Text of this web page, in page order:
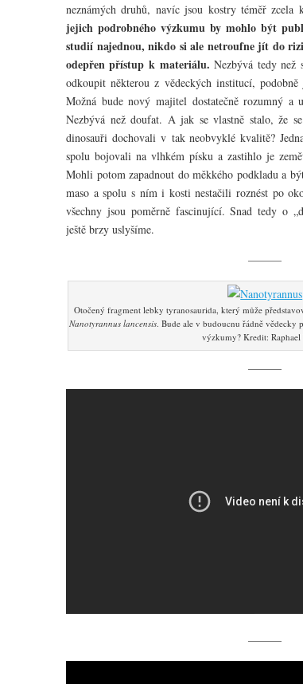
neznámých druhů, navíc jsou kostry téměř zcela
jejich podrobného výzkumu by mohlo být
studií najednou, nikdo si ale netroufne jít do
odepřen přístup k materiálu. Nezbývá tedy než
odkoupit některou z vědeckých institucí,
Možná bude nový majitel dostatečně rozumný a
Nezbývá než doufat. A jak se vlastně stalo, že
dinosauři dochovali v tak neobvyklé kvalitě?
spolu bojovali na vlhkém písku a zastihlo je
Mohli potom zapadnout do měkkého podkladu a
maso a spolu s ním i kosti nestačili roznést po
všechny jsou poměrně fascinující. Snad tedy o
ještě brzy uslyšíme.
———
Otočený fragment lebky tyranosaurida, který může
Nanotyrannus lancensis. Bude ale v budoucnu řádně vědecky
výzkumy? Kredit: Raphael
———
———